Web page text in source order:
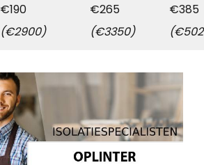
€190
(€2900)
€265
(€3350)
€385